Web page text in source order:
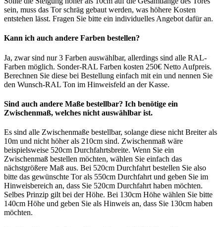
sein, muss das Tor schräg gebaut werden, was höhere Kosten
entstehen lässt. Fragen Sie bitte ein individuelles Angebot dafür an.
Kann ich auch andere Farben bestellen?
Ja, zwar sind nur 3 Farben auswählbar, allerdings sind alle RAL-
Farben möglich. Sonder-RAL Farben kosten 250€ Netto Aufpreis.
Berechnen Sie diese bei Bestellung einfach mit ein und nennen Sie
den Wunsch-RAL Ton im Hinweisfeld an der Kasse.
Sind auch andere Maße bestellbar? Ich benötige ein
Zwischenmaß, welches nicht auswählbar ist.
Es sind alle Zwischenmaße bestellbar, solange diese nicht Breiter als
10m und nicht höher als 210cm sind. Zwischenmaß wäre
beispielsweise 520cm Durchfahrtsbreite. Wenn Sie ein
Zwischenmaß bestellen möchten, wählen Sie einfach das
nächstgrößere Maß aus. Bei 520cm Durchfahrt bestellen Sie also
bitte das gewünschte Tor als 550cm Durchfahrt und geben Sie im
Hinweisbereich an, dass Sie 520cm Durchfahrt haben möchten.
Selbes Prinzip gilt bei der Höhe. Bei 130cm Höhe wählen Sie bitte
140cm Höhe und geben Sie als Hinweis an, dass Sie 130cm haben
möchten.